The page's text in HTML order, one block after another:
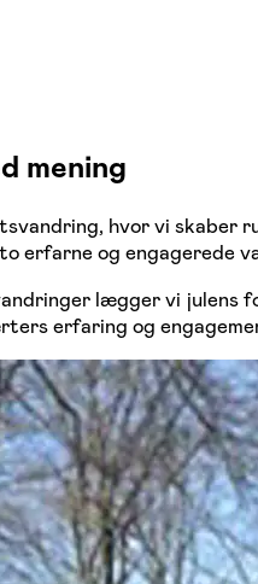
mening
hvor vi
erfarne og engagerede
lægger vi julens
erfaring og